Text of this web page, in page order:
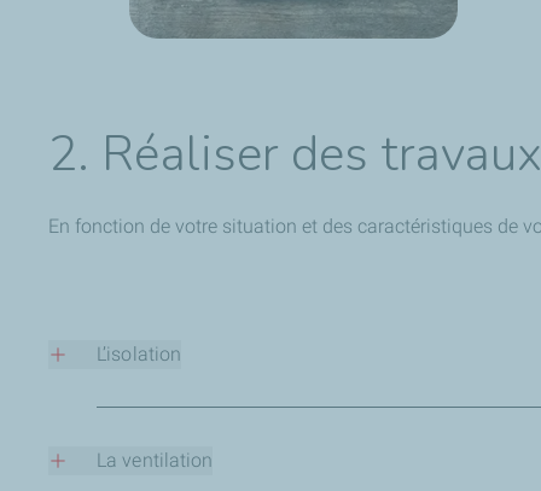
2. Réaliser des
En fonction de votre situation et des caractéristiques de
L’isolation
C’est souvent une priorité tant une toiture, un sol, des
pour définir la solution la plus efficace et la plus rentable.
La ventilation